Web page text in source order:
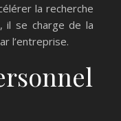
la recherche
il se charge de la
l’entreprise.